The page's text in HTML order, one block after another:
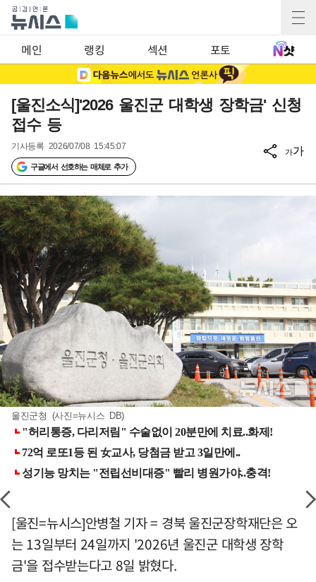
메인 랭킹 섹션 포토
[울진소식]'2026 울진군 대학생 장학금' 신청
접수 등
기사등록 2026/07/08 15:45:07
구글에서 선호하는 매체로 추가
가가
울진군청 (사진=뉴시스 DB)
[울진=뉴시스]안병철 기자 = 경북 울진군장학재단은 오
는 13일부터 24일까지 '2026년 울진군 대학생 장학
금'을 접수받는다고 8일 밝혔다.